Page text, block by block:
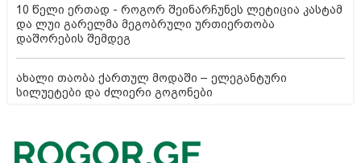
10 წელი ერთად - როგორ შეინარჩუნეს ლეტიცია კასტამ
და ლუი გარელმა მეგობრული ურთიერთობა
დაშორების შემდეგ
ახალი თაობა ქართულ მოდაში – ელეგანტური
სილუეტები და ძლიერი გოგონები